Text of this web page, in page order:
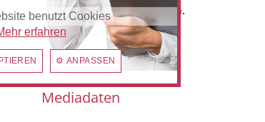
und Angebote zu erhalten.
NEWSLETTER BESTELLEN
Mediadaten
benutzt Cookies
erfahren
⚙ ANPASSEN